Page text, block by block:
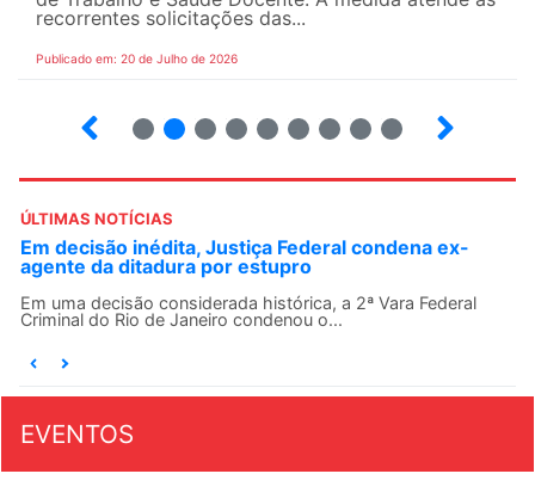
recorrentes solicitações das...
Publicado em: 20 de Julho de 2026
ÚLTIMAS NOTÍCIAS
Em decisão inédita, Justiça Federal condena ex-
agente da ditadura por estupro
Em uma decisão considerada histórica, a 2ª Vara Federal
Criminal do Rio de Janeiro condenou o...
EVENTOS